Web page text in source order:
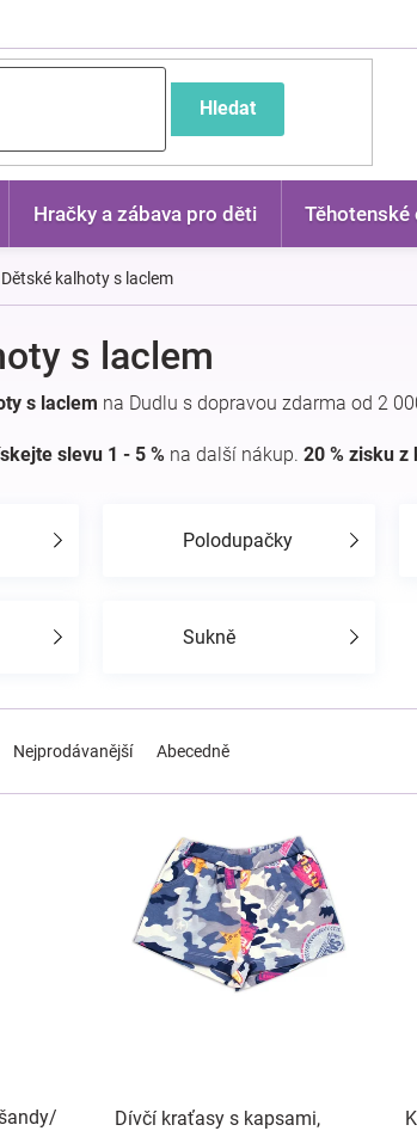
Hledat
Hračky a zábava pro děti Těhotenské
Dětské kalhoty s laclem
s laclem
s laclem na Dudlu s dopravou zdarma od 2
slevu 1 - 5 % na další nákup. 20 % zisku
Polodupačky
Sukně
Nejprodávanější Abecedně
Dívčí kraťasy s kapsami,